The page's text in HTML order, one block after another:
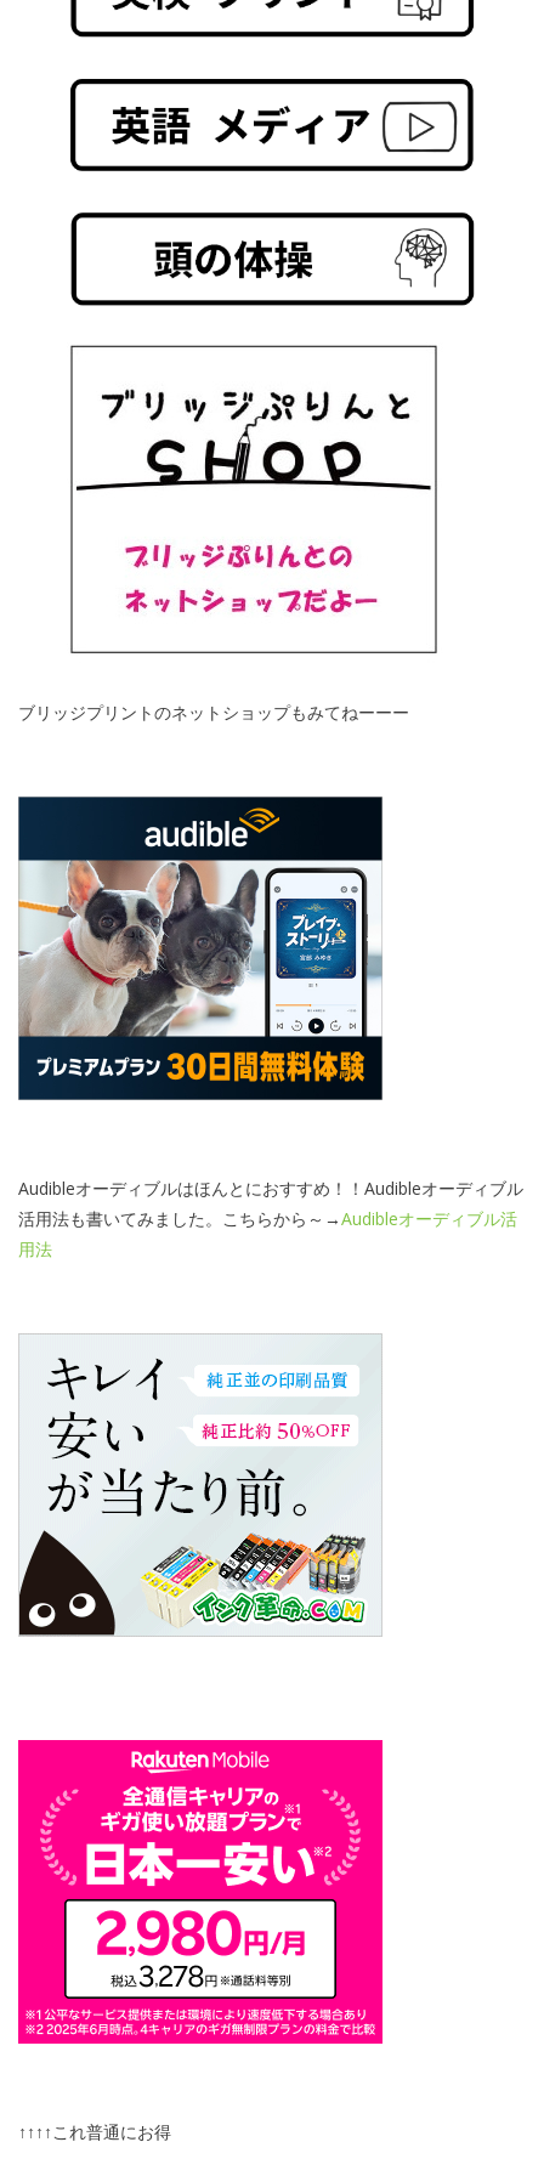
ブリッジプリントのネットショップもみてねーーー
Audibleオーディブルはほんとにおすすめ！！Audibleオーディブル
活用法も書いてみました。こちらから～→Audibleオーディブル活
用法
↑↑↑↑これ普通にお得